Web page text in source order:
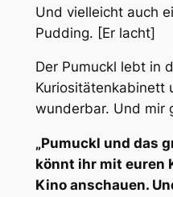
Und vielleicht auch
Pudding. [Er lacht]
Der Pumuckl lebt in
Kuriositätenkabinett
wunderbar. Und mir
„Pumuckl und das
könnt ihr mit euren
Kino anschauen.